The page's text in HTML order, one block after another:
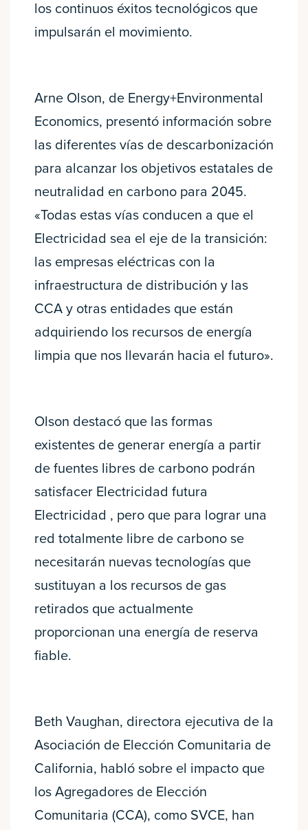
los continuos éxitos tecnológicos que
impulsarán el movimiento.
Arne Olson, de Energy+Environmental
Economics, presentó información sobre
las diferentes vías de descarbonización
para alcanzar los objetivos estatales de
neutralidad en carbono para 2045.
«Todas estas vías conducen a que el
Electricidad sea el eje de la transición:
las empresas eléctricas con la
infraestructura de distribución y las
CCA y otras entidades que están
adquiriendo los recursos de energía
limpia que nos llevarán hacia el futuro».
Olson destacó que las formas
existentes de generar energía a partir
de fuentes libres de carbono podrán
satisfacer Electricidad futura
Electricidad , pero que para lograr una
red totalmente libre de carbono se
necesitarán nuevas tecnologías que
sustituyan a los recursos de gas
retirados que actualmente
proporcionan una energía de reserva
fiable.
Beth Vaughan, directora ejecutiva de la
Asociación de Elección Comunitaria de
California, habló sobre el impacto que
los Agregadores de Elección
Comunitaria (CCA), como SVCE, han